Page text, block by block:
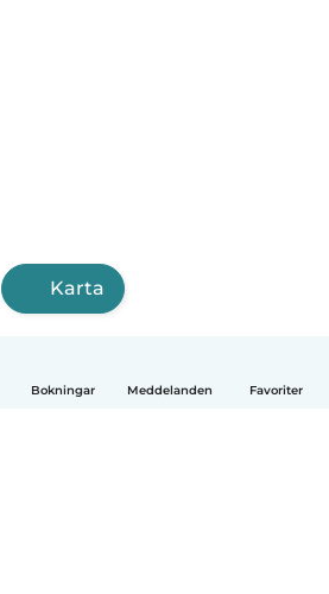
Bokningar Meddelanden Favoriter
Karta